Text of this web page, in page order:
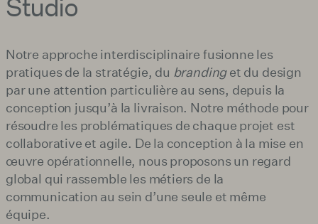
Studio
Notre approche interdisciplinaire fusionne les
pratiques de la stratégie, du brandinget du design
par une attention particulière au sens, depuis la
conception jusqu’à la livraison. Notre méthode pour
résoudre les problématiques de chaque projet est
collaborative et agile. De la conception à la mise en
œuvre opérationnelle, nous proposons un regard
global qui rassemble les métiers de la
communication au sein d’une seule et même
équipe.